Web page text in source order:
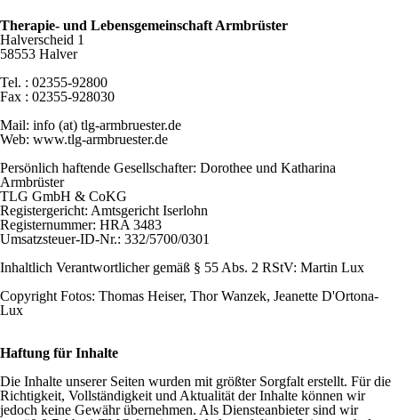
Therapie- und Lebensgemeinschaft Armbrüster
Halverscheid 1
58553 Halver
Tel. : 02355-92800
Fax : 02355-928030
Mail: info (at) tlg-armbruester.de
Web: www.tlg-armbruester.de
Persönlich haftende Gesellschafter: Dorothee und Katharina
Armbrüster
TLG GmbH & CoKG
Registergericht: Amtsgericht Iserlohn
Registernummer: HRA 3483
Umsatzsteuer-ID-Nr.: 332/5700/0301
Inhaltlich Verantwortlicher gemäß § 55 Abs. 2 RStV: Martin Lux
Copyright Fotos: Thomas Heiser, Thor Wanzek, Jeanette D'Ortona-
Lux
Haftung für Inhalte
Die Inhalte unserer Seiten wurden mit größter Sorgfalt erstellt. Für die
Richtigkeit, Vollständigkeit und Aktualität der Inhalte können wir
jedoch keine Gewähr übernehmen. Als Diensteanbieter sind wir